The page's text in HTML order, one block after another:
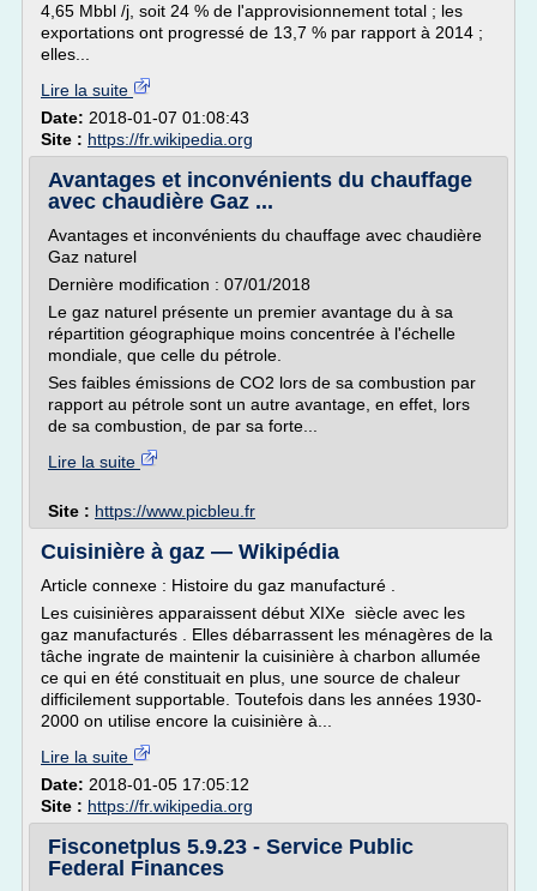
4,65 Mbbl /j, soit 24 % de l'approvisionnement total ; les
exportations ont progressé de 13,7 % par rapport à 2014 ;
elles...
Lire la suite
Date: 2018-01-07 01:08:43
Site : https://fr.wikipedia.org
Avantages et inconvénients du chauffage
avec chaudière Gaz ...
Avantages et inconvénients du chauffage avec chaudière
Gaz naturel
Dernière modification : 07/01/2018
Le gaz naturel présente un premier avantage du à sa
répartition géographique moins concentrée à l'échelle
mondiale, que celle du pétrole.
Ses faibles émissions de CO2 lors de sa combustion par
rapport au pétrole sont un autre avantage, en effet, lors
de sa combustion, de par sa forte...
Lire la suite
Site : https://www.picbleu.fr
Cuisinière à gaz — Wikipédia
Article connexe : Histoire du gaz manufacturé .
Les cuisinières apparaissent début XIXe siècle avec les
gaz manufacturés . Elles débarrassent les ménagères de la
tâche ingrate de maintenir la cuisinière à charbon allumée
ce qui en été constituait en plus, une source de chaleur
difficilement supportable. Toutefois dans les années 1930-
2000 on utilise encore la cuisinière à...
Lire la suite
Date: 2018-01-05 17:05:12
Site : https://fr.wikipedia.org
Fisconetplus 5.9.23 - Service Public
Federal Finances